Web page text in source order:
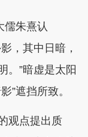
儒朱熹认
，其中日暗，
。”暗虚是太阳
”遮挡所致。
观点提出质